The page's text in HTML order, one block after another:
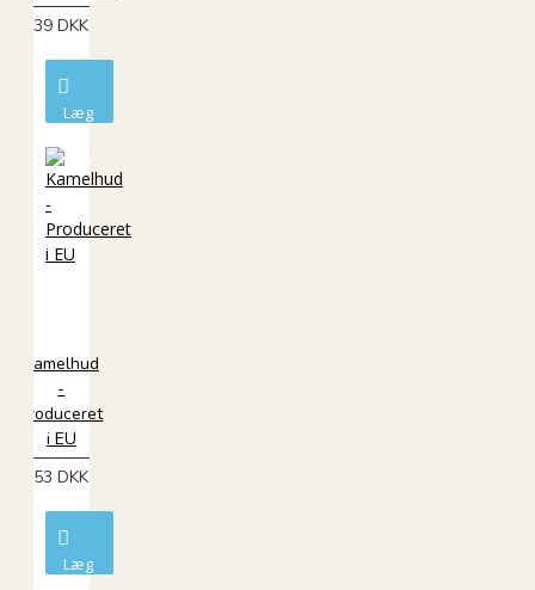
39 DKK
Læg
kurv
Kamelhud
-
Produceret
i EU
53 DKK
Læg